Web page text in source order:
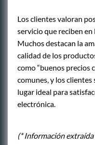
Los clientes valoran
servicio que reciben en
Muchos destacan la
calidad de los
como “buenos precios
comunes, y los
lugar ideal para
electrónica.
(* Información extraída